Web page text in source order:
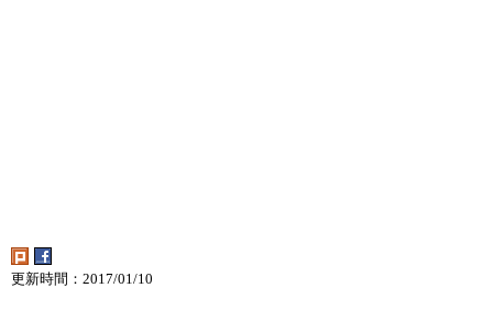
更新時間：2017/01/10